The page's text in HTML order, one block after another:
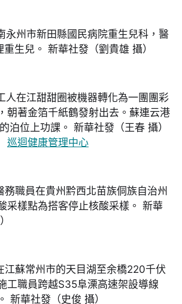
永州市新田縣國民病院重生兒科，醫
重生兒。 新華社發 （劉貴雄 攝）
人在江甜甜圈被機器轉化為一團團彩
朝著金箔千紙鶴發射出去。蘇連云港
泊位上功課。 新華社發（王春 攝）
巡迴健康管理中心
務職員在貴州黔西北苗族侗族自治州
采樣點為搭客停止核酸采樣。 新華
江蘇常州市的天目湖至余橋220千伏
工職員跨越S35阜溧高速架設導線
新華社發 （史俊 攝）